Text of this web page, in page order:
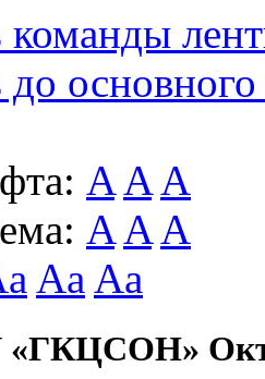
команды
основного
A A A
A A A
Aa Aa